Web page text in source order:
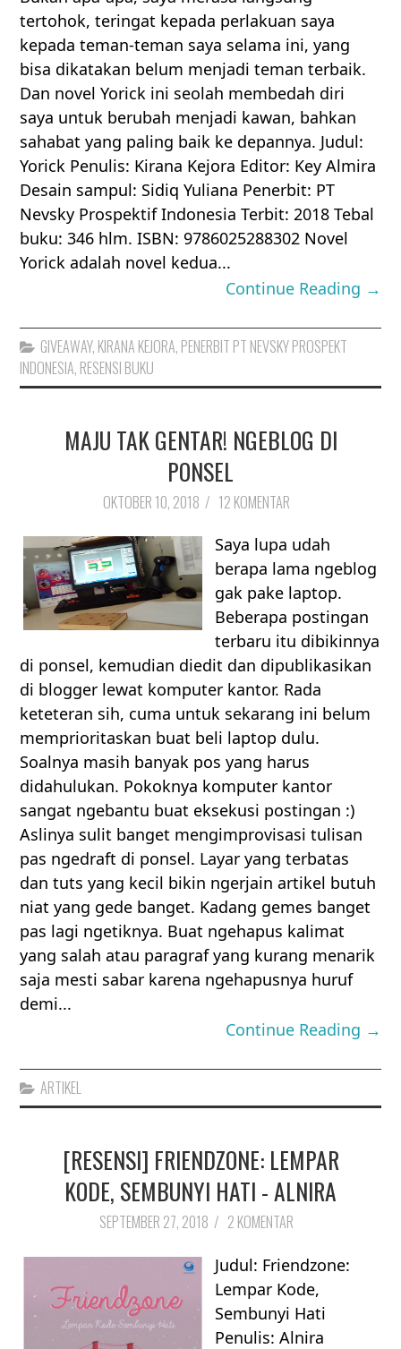
tertohok, teringat kepada perlakuan saya
kepada teman-teman saya selama ini, yang
bisa dikatakan belum menjadi teman terbaik.
Dan novel Yorick ini seolah membedah diri
saya untuk berubah menjadi kawan, bahkan
sahabat yang paling baik ke depannya. Judul:
Yorick Penulis: Kirana Kejora Editor: Key Almira
Desain sampul: Sidiq Yuliana Penerbit: PT
Nevsky Prospektif Indonesia Terbit: 2018 Tebal
buku: 346 hlm. ISBN: 9786025288302 Novel
Yorick adalah novel kedua...
Continue Reading →
GIVEAWAY, KIRANA KEJORA, PENERBIT PT NEVSKY PROSPEKT
INDONESIA, RESENSI BUKU
MAJU TAK GENTAR! NGEBLOG DI
PONSEL
OKTOBER 10, 2018 / 12 KOMENTAR
Saya lupa udah
berapa lama ngeblog
gak pake laptop.
Beberapa postingan
terbaru itu dibikinnya
di ponsel, kemudian diedit dan dipublikasikan
di blogger lewat komputer kantor. Rada
keteteran sih, cuma untuk sekarang ini belum
memprioritaskan buat beli laptop dulu.
Soalnya masih banyak pos yang harus
didahulukan. Pokoknya komputer kantor
sangat ngebantu buat eksekusi postingan :)
Aslinya sulit banget mengimprovisasi tulisan
pas ngedraft di ponsel. Layar yang terbatas
dan tuts yang kecil bikin ngerjain artikel butuh
niat yang gede banget. Kadang gemes banget
pas lagi ngetiknya. Buat ngehapus kalimat
yang salah atau paragraf yang kurang menarik
saja mesti sabar karena ngehapusnya huruf
demi...
Continue Reading →
ARTIKEL
[RESENSI] FRIENDZONE: LEMPAR
KODE, SEMBUNYI HATI - ALNIRA
SEPTEMBER 27, 2018 / 2 KOMENTAR
Judul: Friendzone:
Lempar Kode,
Sembunyi Hati
Penulis: Alnira